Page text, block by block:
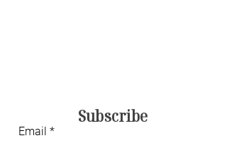
Subscribe
Email